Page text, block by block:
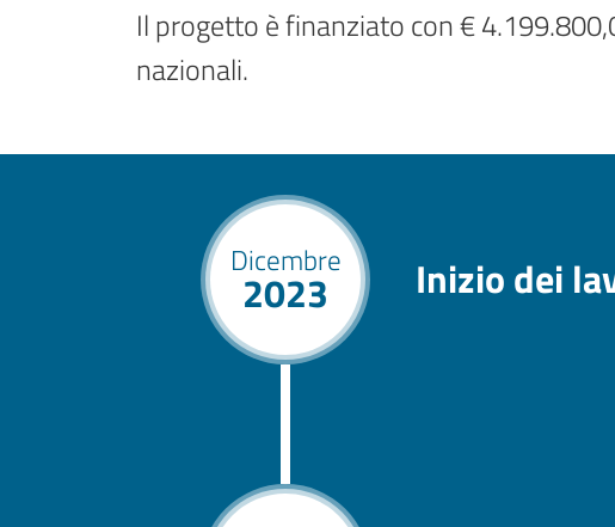
Il progetto è finanziato con €
nazionali.
Dicembre
2023 Inizio dei